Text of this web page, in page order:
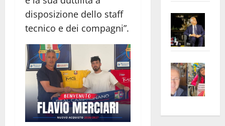
disposizione dello staff
tecnico e dei compagni”.
euro
apre